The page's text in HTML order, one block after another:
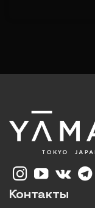
Контакты